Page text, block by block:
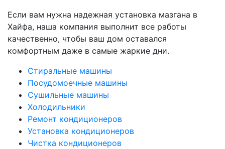
Если вам нужна надежная установка мазгана в
Хайфа, наша компания выполнит все работы
качественно, чтобы ваш дом оставался
комфортным даже в самые жаркие дни.
Стиральные машины
Посудомоечные машины
Сушильные машины
Холодильники
Ремонт кондиционеров
Установка кондиционеров
Чистка кондиционеров